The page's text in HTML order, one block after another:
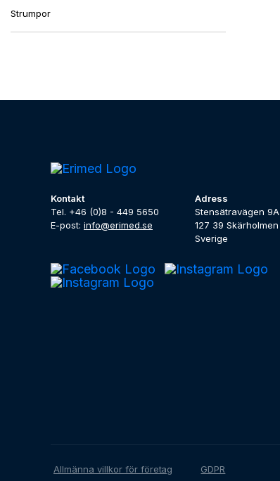
Strumpor
Kontakt
Tel. +46 (0)8 - 449 5650
E-post: info@erimed.se
Adress
Stensätravägen 9A
127 39 Skärholmen
Sverige
Allmänna villkor för företag GDPR